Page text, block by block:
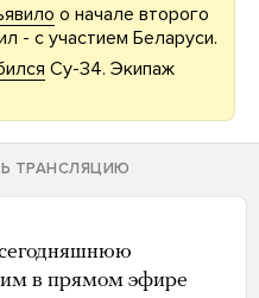
о начале второго
- с участием Беларуси.
Су-34. Экипаж
ТРАНСЛЯЦИЮ
в прямом эфире